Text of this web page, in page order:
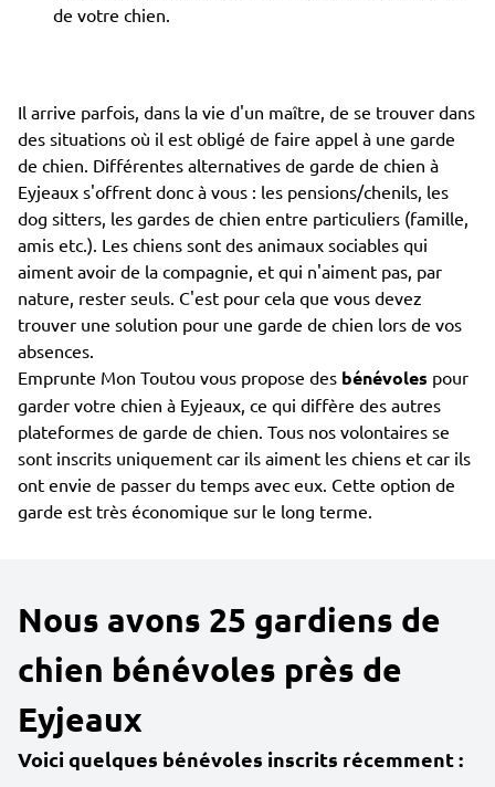
de votre chien.
Il arrive parfois, dans la vie d'un maître, de se trouver dans
des situations où il est obligé de faire appel à une garde
de chien. Différentes alternatives de garde de chien à
Eyjeaux s'offrent donc à vous : les pensions/chenils, les
dog sitters, les gardes de chien entre particuliers (famille,
amis etc.). Les chiens sont des animaux sociables qui
aiment avoir de la compagnie, et qui n'aiment pas, par
nature, rester seuls. C'est pour cela que vous devez
trouver une solution pour une garde de chien lors de vos
absences.
Emprunte Mon Toutou vous propose des bénévoles pour
garder votre chien à Eyjeaux, ce qui diffère des autres
plateformes de garde de chien. Tous nos volontaires se
sont inscrits uniquement car ils aiment les chiens et car ils
ont envie de passer du temps avec eux. Cette option de
garde est très économique sur le long terme.
Nous avons 25 gardiens de
chien bénévoles près de
Eyjeaux
Voici quelques bénévoles inscrits récemment :